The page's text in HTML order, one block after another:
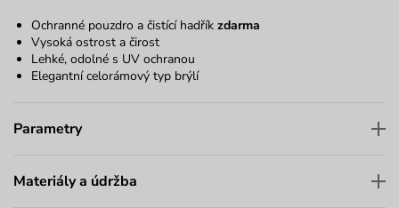
Ochranné pouzdro a čistící hadřík zdarma
Vysoká ostrost a čirost
Lehké, odolné s UV ochranou
Elegantní celorámový typ brýlí
Parametry
Materiály a údržba